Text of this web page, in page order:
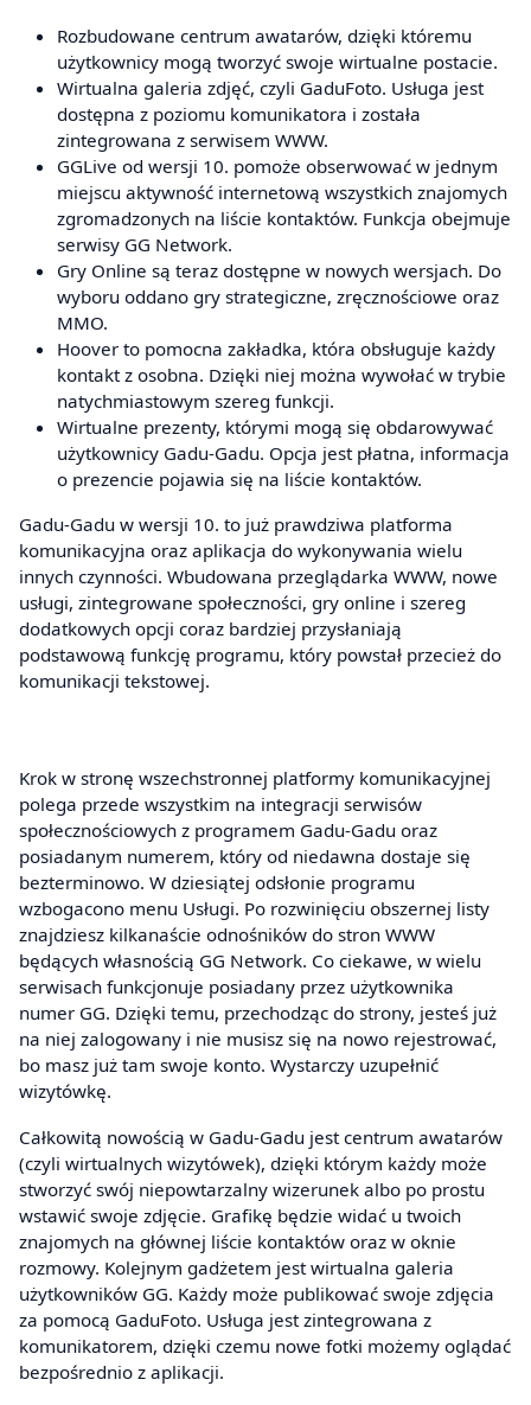
Rozbudowane centrum awatarów, dzięki któremu
użytkownicy mogą tworzyć swoje wirtualne postacie.
Wirtualna galeria zdjęć, czyli GaduFoto. Usługa jest
dostępna z poziomu komunikatora i została
zintegrowana z serwisem WWW.
GGLive od wersji 10. pomoże obserwować w jednym
miejscu aktywność internetową wszystkich znajomych
zgromadzonych na liście kontaktów. Funkcja obejmuje
serwisy GG Network.
Gry Online są teraz dostępne w nowych wersjach. Do
wyboru oddano gry strategiczne, zręcznościowe oraz
MMO.
Hoover to pomocna zakładka, która obsługuje każdy
kontakt z osobna. Dzięki niej można wywołać w trybie
natychmiastowym szereg funkcji.
Wirtualne prezenty, którymi mogą się obdarowywać
użytkownicy Gadu-Gadu. Opcja jest płatna, informacja
o prezencie pojawia się na liście kontaktów.
Gadu-Gadu w wersji 10. to już prawdziwa platforma
komunikacyjna oraz aplikacja do wykonywania wielu
innych czynności. Wbudowana przeglądarka WWW, nowe
usługi, zintegrowane społeczności, gry online i szereg
dodatkowych opcji coraz bardziej przysłaniają
podstawową funkcję programu, który powstał przecież do
komunikacji tekstowej.
Krok w stronę wszechstronnej platformy komunikacyjnej
polega przede wszystkim na integracji serwisów
społecznościowych z programem Gadu-Gadu oraz
posiadanym numerem, który od niedawna dostaje się
bezterminowo. W dziesiątej odsłonie programu
wzbogacono menu Usługi. Po rozwinięciu obszernej listy
znajdziesz kilkanaście odnośników do stron WWW
będących własnością GG Network. Co ciekawe, w wielu
serwisach funkcjonuje posiadany przez użytkownika
numer GG. Dzięki temu, przechodząc do strony, jesteś już
na niej zalogowany i nie musisz się na nowo rejestrować,
bo masz już tam swoje konto. Wystarczy uzupełnić
wizytówkę.
Całkowitą nowością w Gadu-Gadu jest centrum awatarów
(czyli wirtualnych wizytówek), dzięki którym każdy może
stworzyć swój niepowtarzalny wizerunek albo po prostu
wstawić swoje zdjęcie. Grafikę będzie widać u twoich
znajomych na głównej liście kontaktów oraz w oknie
rozmowy. Kolejnym gadżetem jest wirtualna galeria
użytkowników GG. Każdy może publikować swoje zdjęcia
za pomocą GaduFoto. Usługa jest zintegrowana z
komunikatorem, dzięki czemu nowe fotki możemy oglądać
bezpośrednio z aplikacji.